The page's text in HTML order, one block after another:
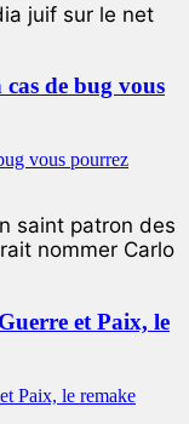
juif sur le net
de bug vous
saint patron des
nommer Carlo
et Paix, le